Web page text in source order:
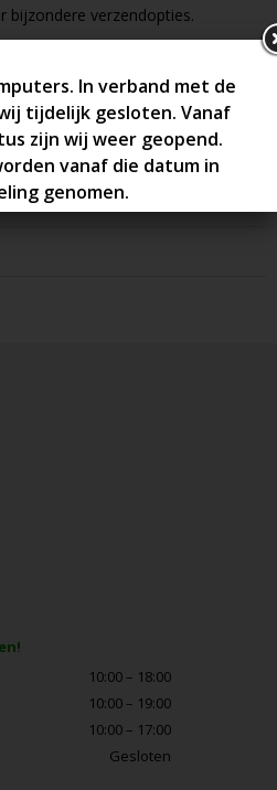
bijzondere verzendopties.
10:00 – 18:00
10:00 – 19:00
10:00 – 17:00
Gesloten